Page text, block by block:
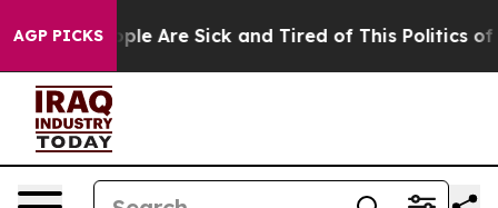
AGP PICKS“People Are Sick and Tired of This Politics of